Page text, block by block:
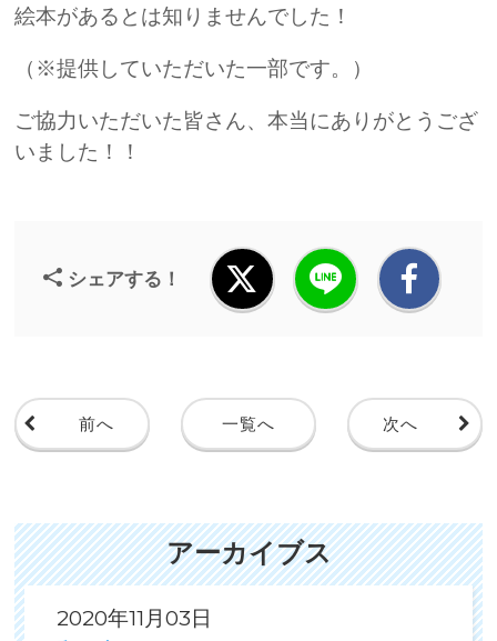
絵本があるとは知りませんでした！
（※提供していただいた一部です。）
ご協力いただいた皆さん、本当にありがとうござ
いました！！
シェアする！
前へ 一覧へ 次へ
アーカイブス
2020年11月03日